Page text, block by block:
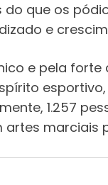
do que os
e
e pela
1.257
marciais